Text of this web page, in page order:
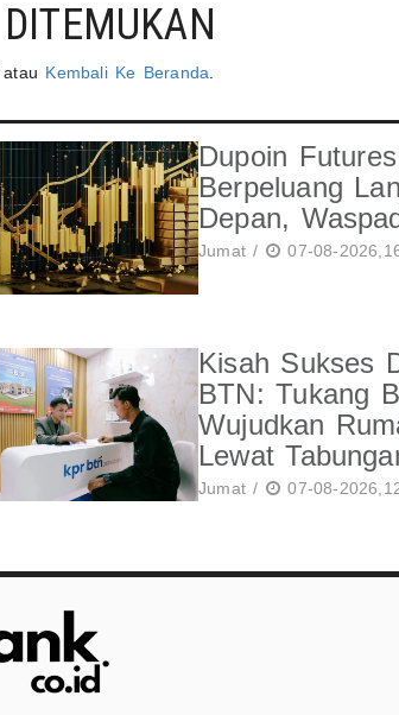
Kembali Ke Beranda
Dupoin
Berpeluang
Depan,
Jumat / 07-08-
Kisah Sukses
BTN: Tukang
Wujudkan
Lewat
Jumat / 07-08-